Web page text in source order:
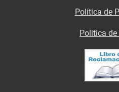
Política de
Politica de